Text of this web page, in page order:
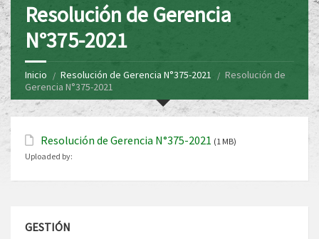
Resolución de Gerencia
N°375-2021
Inicio Resolución de Gerencia N°375-2021
Resolución de
Gerencia N°375-2021
Resolución de Gerencia N°375-2021 (1 MB)
Uploaded by:
GESTIÓN